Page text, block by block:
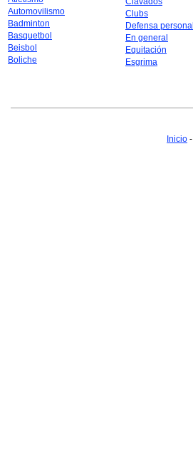
Automovilismo
Badminton
Basquetbol
Beisbol
Boliche
Clubs
Defensa personal
En general
Equitación
Esgrima
Inicio -